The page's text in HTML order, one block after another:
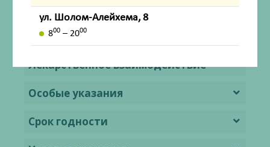
Побочное действие
Передозировка
Лекарственное взаимодействие
Особые указания
Срок годности
ул. Шолом-Алейхема, 8
800 – 2000